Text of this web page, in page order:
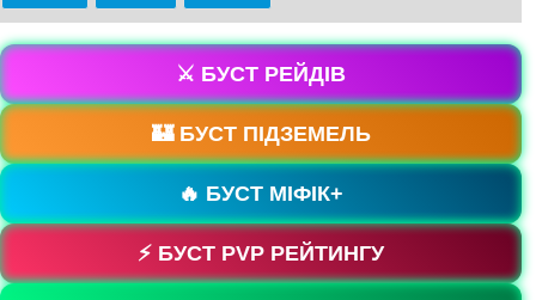
⚔️ БУСТ РЕЙДІВ
🏰 БУСТ ПІДЗЕМЕЛЬ
🔥 БУСТ МІФІК+
⚡ БУСТ PVP РЕЙТИНГУ